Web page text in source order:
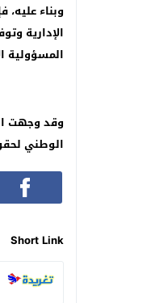
وبناء
الإدارية
المسؤولية
وقد وجهت
الوطني
Short Link